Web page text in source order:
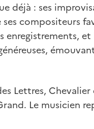
déjà : ses
compositeurs
enregistrements,
Lettres, Chevalier
Le musicien